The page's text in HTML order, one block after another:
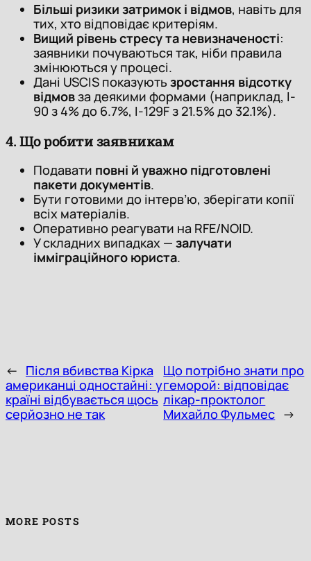
Більші ризики затримок і відмов, навіть для
тих, хто відповідає критеріям.
Вищий рівень стресу та невизначеності:
заявники почуваються так, ніби правила
змінюються у процесі.
Дані USCIS показуютьзростання відсотку
відмовза деякими формами (наприклад, I-
90 з 4% до 6.7%, I-129F з 21.5% до 32.1%).
4. Що робити заявникам
Подавати повні й уважно підготовлені
пакети документів.
Бути готовими до інтерв’ю, зберігати копії
всіх матеріалів.
Оперативно реагувати на RFE/NOID.
У складних випадках — залучати
імміграційного юриста.
← Після вбивства Кірка
американці одностайні: у
країні відбувається щось
серйозно не так
Що потрібно знати про
геморой: відповідає
лікар-проктолог
Михайло Фульмес →
MORE POSTS